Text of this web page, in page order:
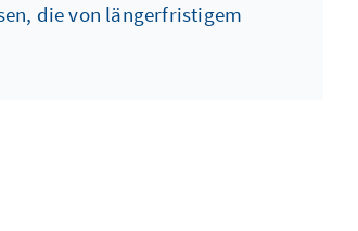
die von längerfristigem